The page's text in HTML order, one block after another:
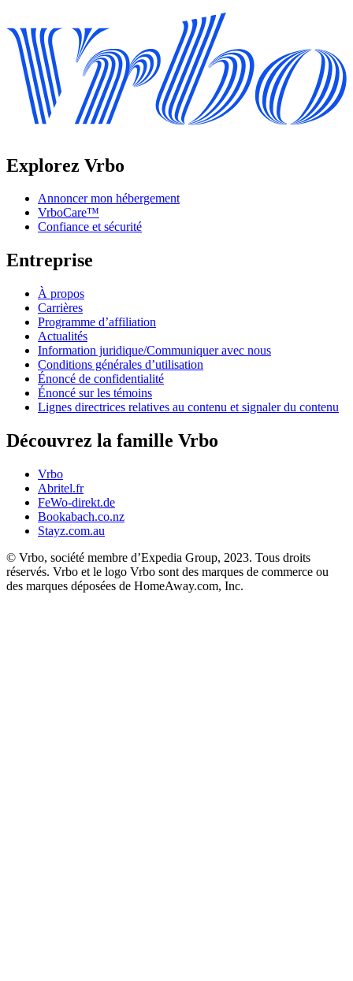
Explorez Vrbo
Annoncer mon hébergement
VrboCare™
Confiance et sécurité
Entreprise
À propos
Carrières
Programme d’affiliation
Actualités
Information juridique/Communiquer avec nous
Conditions générales d’utilisation
Énoncé de confidentialité
Énoncé sur les témoins
Lignes directrices relatives au contenu et signaler du contenu
Découvrez la famille Vrbo
Vrbo
Abritel.fr
FeWo-direkt.de
Bookabach.co.nz
Stayz.com.au
© Vrbo, société membre d’Expedia Group, 2023. Tous droits
réservés. Vrbo et le logo Vrbo sont des marques de commerce ou
des marques déposées de HomeAway.com, Inc.